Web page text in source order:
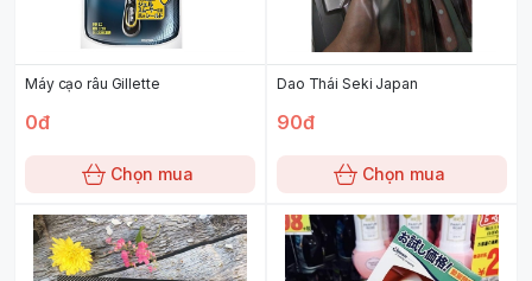
Máy cạo râu Gillette
0đ
Chọn mua
Dao Thái Seki Japan
90đ
Chọn mua